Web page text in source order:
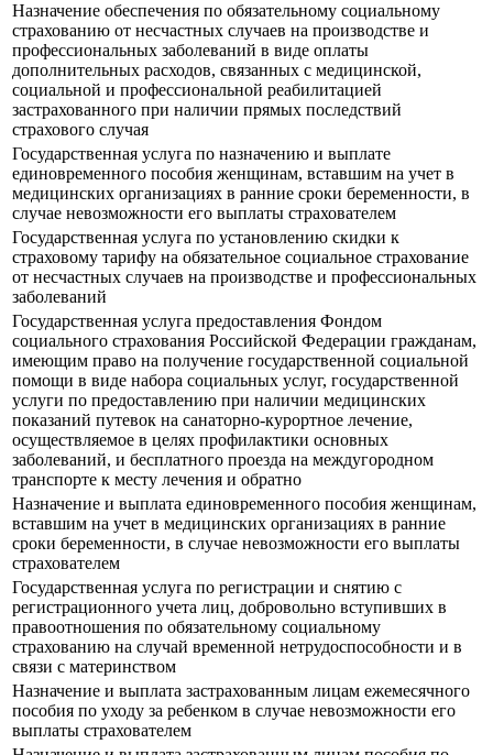
Назначение обеспечения по обязательному социальному
страхованию от несчастных случаев на производстве и
профессиональных заболеваний в виде оплаты
дополнительных расходов, связанных с медицинской,
социальной и профессиональной реабилитацией
застрахованного при наличии прямых последствий
страхового случая
Государственная услуга по назначению и выплате
единовременного пособия женщинам, вставшим на учет в
медицинских организациях в ранние сроки беременности, в
случае невозможности его выплаты страхователем
Государственная услуга по установлению скидки к
страховому тарифу на обязательное социальное страхование
от несчастных случаев на производстве и профессиональных
заболеваний
Государственная услуга предоставления Фондом
социального страхования Российской Федерации гражданам,
имеющим право на получение государственной социальной
помощи в виде набора социальных услуг, государственной
услуги по предоставлению при наличии медицинских
показаний путевок на санаторно-курортное лечение,
осуществляемое в целях профилактики основных
заболеваний, и бесплатного проезда на междугородном
транспорте к месту лечения и обратно
Назначение и выплата единовременного пособия женщинам,
вставшим на учет в медицинских организациях в ранние
сроки беременности, в случае невозможности его выплаты
страхователем
Государственная услуга по регистрации и снятию с
регистрационного учета лиц, добровольно вступивших в
правоотношения по обязательному социальному
страхованию на случай временной нетрудоспособности и в
связи с материнством
Назначение и выплата застрахованным лицам ежемесячного
пособия по уходу за ребенком в случае невозможности его
выплаты страхователем